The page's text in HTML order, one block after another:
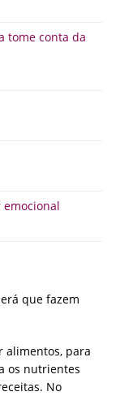
tome conta da
emocional
que fazem
alimentos, para
os nutrientes
No